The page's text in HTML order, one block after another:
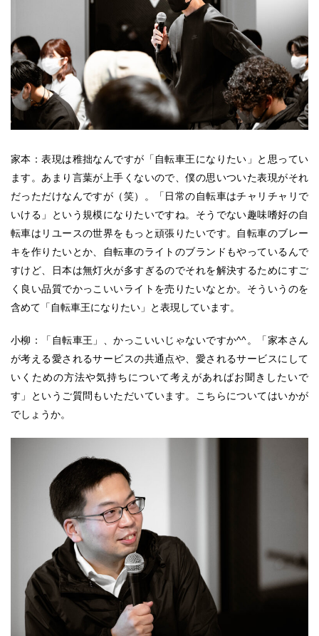
家本：表現は稚拙なんですが「自転車王になりたい」と思ってい
ます。あまり言葉が上手くないので、僕の思いついた表現がそれ
だっただけなんですが（笑）。「日常の自転車はチャリチャリで
いける」という規模になりたいですね。そうでない趣味嗜好の自
転車はリユースの世界をもっと頑張りたいです。自転車のブレー
キを作りたいとか、自転車のライトのブランドもやっているんで
すけど、日本は無灯火が多すぎるのでそれを解決するためにすご
く良い品質でかっこいいライトを売りたいなとか。そういうのを
含めて「自転車王になりたい」と表現しています。
小柳：「自転車王」、かっこいいじゃないですか^^。「家本さん
が考える愛されるサービスの共通点や、愛されるサービスにして
いくための方法や気持ちについて考えがあればお聞きしたいで
す」というご質問もいただいています。こちらについてはいかが
でしょうか。